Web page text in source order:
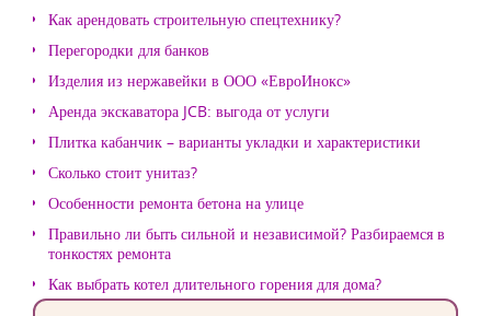
Как арендовать строительную спецтехнику?
Перегородки для банков
Изделия из нержавейки в ООО «ЕвроИнокс»
Аренда экскаватора JCB: выгода от услуги
Плитка кабанчик – варианты укладки и характеристики
Сколько стоит унитаз?
Особенности ремонта бетона на улице
Правильно ли быть сильной и независимой? Разбираемся в
тонкостях ремонта
Как выбрать котел длительного горения для дома?